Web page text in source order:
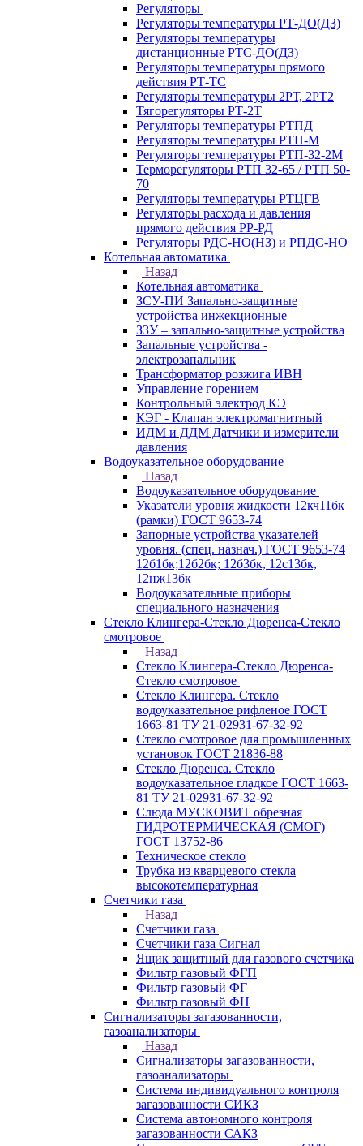
Регуляторы
Регуляторы температуры РТ-ДО(ДЗ)
Регуляторы температуры
дистанционные РТС-ДО(ДЗ)
Регуляторы температуры прямого
действия РТ-ТС
Регуляторы температуры 2РТ, 2РT2
Тягорегуляторы РТ-2Т
Регуляторы температуры РТПД
Регуляторы температуры РТП-M
Регуляторы температуры РТП-32-2М
Терморегуляторы РТП 32-65 / РТП 50-
70
Регуляторы температуры РТЦГВ
Регуляторы расхода и давления
прямого действия РР-РД
Регуляторы РДС-НО(НЗ) и РПДС-НО
Котельная автоматика
Назад
Котельная автоматика
ЗСУ-ПИ Запально-защитные
устройства инжекционные
ЗЗУ – запально-защитные устройства
Запальные устройства -
электрозапальник
Трансформатор розжига ИВН
Управление горением
Контрольный электрод КЭ
КЭГ - Клапан электромагнитный
ИДМ и ДДМ Датчики и измерители
давления
Водоуказательное оборудование
Назад
Водоуказательное оборудование
Указатели уровня жидкости 12кч11бк
(рамки) ГОСТ 9653-74
Запорные устройства указателей
уровня. (спец. назнач.) ГОСТ 9653-74
12б1бк;12б2бк; 12б3бк, 12с13бк,
12нж13бк
Водоуказательные приборы
специального назначения
Стекло Клингера-Стекло Дюренса-Стекло
смотровое
Назад
Стекло Клингера-Стекло Дюренса-
Стекло смотровое
Стекло Клингера. Стекло
водоуказательное рифленое ГОСТ
1663-81 ТУ 21-02931-67-32-92
Стекло смотровое для промышленных
установок ГОСТ 21836-88
Стекло Дюренса. Стекло
водоуказательное гладкое ГОСТ 1663-
81 ТУ 21-02931-67-32-92
Слюда МУСКОВИТ обрезная
ГИДРОТЕРМИЧЕСКАЯ (СМОГ)
ГОСТ 13752-86
Техническое стекло
Трубка из кварцевого стекла
высокотемпературная
Счетчики газа
Назад
Счетчики газа
Счетчики газа Сигнал
Ящик защитный для газового счетчика
Фильтр газовый ФГП
Фильтр газовый ФГ
Фильтр газовый ФН
Сигнализаторы загазованности,
газоанализаторы
Назад
Сигнализаторы загазованности,
газоанализаторы
Система индивидуального контроля
загазованности СИКЗ
Система автономного контроля
загазованности САКЗ